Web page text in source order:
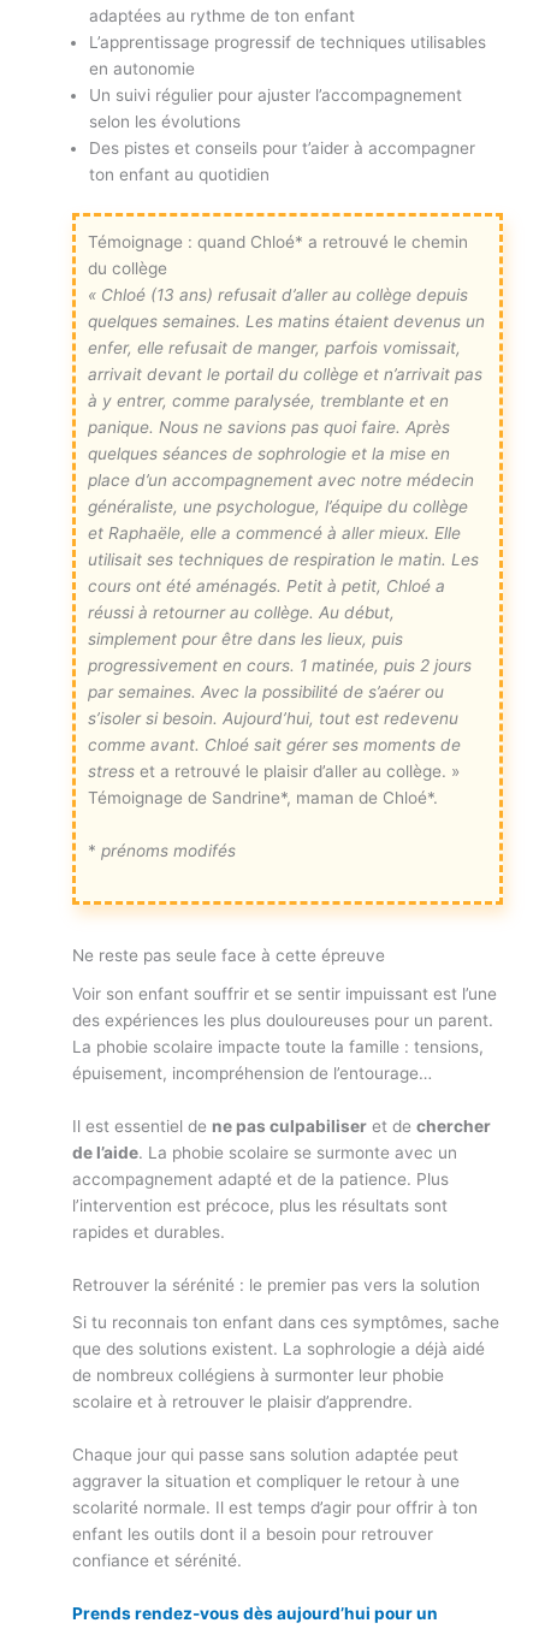
adaptées au rythme de ton enfant
L’apprentissage progressif de techniques utilisables
en autonomie
Un suivi régulier pour ajuster l’accompagnement
selon les évolutions
Des pistes et conseils pour t’aider à accompagner
ton enfant au quotidien
Témoignage : quand Chloé* a retrouvé le chemin
du collège
« Chloé (13 ans) refusait d’aller au collège depuis
quelques semaines. Les matins étaient devenus un
enfer, elle refusait de manger, parfois vomissait,
arrivait devant le portail du collège et n’arrivait pas
à y entrer, comme paralysée, tremblante et en
panique. Nous ne savions pas quoi faire. Après
quelques séances de sophrologie et la mise en
place d’un accompagnement avec notre médecin
généraliste, une psychologue, l’équipe du collège
et Raphaële, elle a commencé à aller mieux. Elle
utilisait ses techniques de respiration le matin. Les
cours ont été aménagés. Petit à petit, Chloé a
réussi à retourner au collège. Au début,
simplement pour être dans les lieux, puis
progressivement en cours. 1 matinée, puis 2 jours
par semaines. Avec la possibilité de s’aérer ou
s’isoler si besoin. Aujourd’hui, tout est redevenu
comme avant. Chloé sait gérer ses moments de
stress et a retrouvé le plaisir d’aller au collège. »
Témoignage de Sandrine*, maman de Chloé*.
* prénoms modifés
Ne reste pas seule face à cette épreuve
Voir son enfant souffrir et se sentir impuissant est l’une
des expériences les plus douloureuses pour un parent.
La phobie scolaire impacte toute la famille : tensions,
épuisement, incompréhension de l’entourage…
Il est essentiel de ne pas culpabiliser et de chercher
de l’aide. La phobie scolaire se surmonte avec un
accompagnement adapté et de la patience. Plus
l’intervention est précoce, plus les résultats sont
rapides et durables.
Retrouver la sérénité : le premier pas vers la solution
Si tu reconnais ton enfant dans ces symptômes, sache
que des solutions existent. La sophrologie a déjà aidé
de nombreux collégiens à surmonter leur phobie
scolaire et à retrouver le plaisir d’apprendre.
Chaque jour qui passe sans solution adaptée peut
aggraver la situation et compliquer le retour à une
scolarité normale. Il est temps d’agir pour offrir à ton
enfant les outils dont il a besoin pour retrouver
confiance et sérénité.
Prends rendez-vous dès aujourd’hui pour un